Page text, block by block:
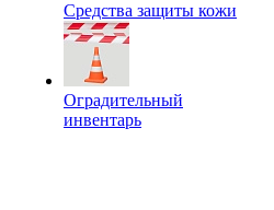
Средства защиты кожи
Оградительный
инвентарь